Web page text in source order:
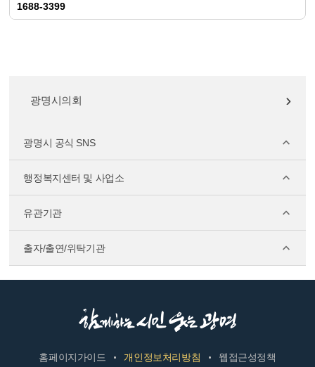
1688-3399
광명시의회
광명시 공식 SNS
행정복지센터 및 사업소
유관기관
출자/출연/위탁기관
홈페이지가이드 개인정보처리방침 웹접근성정책